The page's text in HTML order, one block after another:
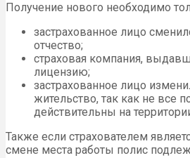
Получение нового необходимо
застрахованное лицо
отчество;
страховая компания,
лицензию;
застрахованное лицо
жительство, так как не все
действительны на
Также если страхователем
смене места работы полис